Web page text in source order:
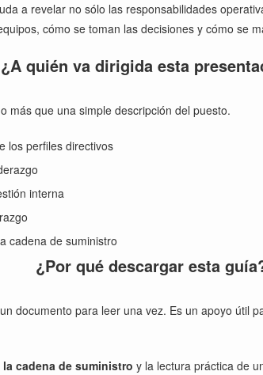
a revelar no sólo las responsabilidades
cómo se toman las decisiones y cómo se
¿A quién va dirigida esta
más que una simple descripción del puesto.
los perfiles directivos
interna
cadena de suministro
¿Por qué descargar esta
documento para leer una vez. Es un apoyo útil
cadena de suministro y la lectura práctica de